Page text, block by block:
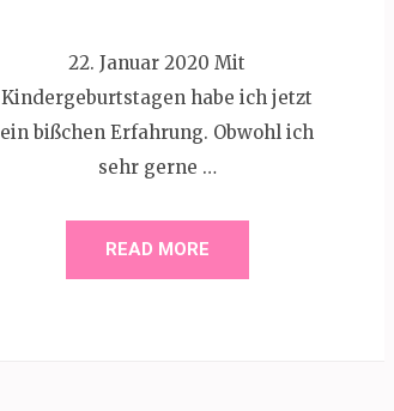
22. Januar 2020 Mit
Kindergeburtstagen habe ich jetzt
ein bißchen Erfahrung. Obwohl ich
sehr gerne …
READ MORE